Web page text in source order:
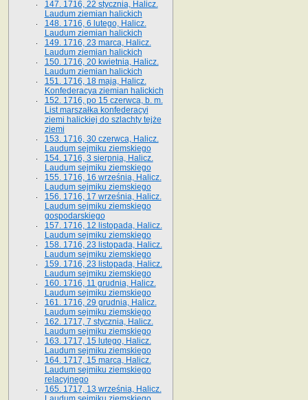
147. 1716, 22 stycznia, Halicz.
Laudum ziemian halickich
148. 1716, 6 lutego, Halicz.
Laudum ziemian halickich
149. 1716, 23 marca, Halicz.
Laudum ziemian halickich
150. 1716, 20 kwietnia, Halicz.
Laudum ziemian halickich
151. 1716, 18 maja, Halicz.
Konfederacya ziemian halickich
152. 1716, po 15 czerwca, b. m.
List marszałka konfederacyi
ziemi halickiej do szlachty tejże
ziemi
153. 1716, 30 czerwca, Halicz.
Laudum sejmiku ziemskiego
154. 1716, 3 sierpnia, Halicz.
Laudum sejmiku ziemskiego
155. 1716, 16 września, Halicz.
Laudum sejmiku ziemskiego
156. 1716, 17 września, Halicz.
Laudum sejmiku ziemskiego
gospodarskiego
157. 1716, 12 listopada, Halicz.
Laudum sejmiku ziemskiego
158. 1716, 23 listopada, Halicz.
Laudum sejmiku ziemskiego
159. 1716, 23 listopada, Halicz.
Laudum sejmiku ziemskiego
160. 1716, 11 grudnia, Halicz.
Laudum sejmiku ziemskiego
161. 1716, 29 grudnia, Halicz.
Laudum sejmiku ziemskiego
162. 1717, 7 stycznia, Halicz.
Laudum sejmiku ziemskiego
163. 1717, 15 lutego, Halicz.
Laudum sejmiku ziemskiego
164. 1717, 15 marca, Halicz.
Laudum sejmiku ziemskiego
relacyjnego
165. 1717, 13 września, Halicz.